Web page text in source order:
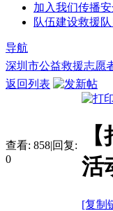
加入我们传播
队伍建设救援
导航
深圳市公益救援志愿
返回列表
查看: 858|回复:
0
活
[复制